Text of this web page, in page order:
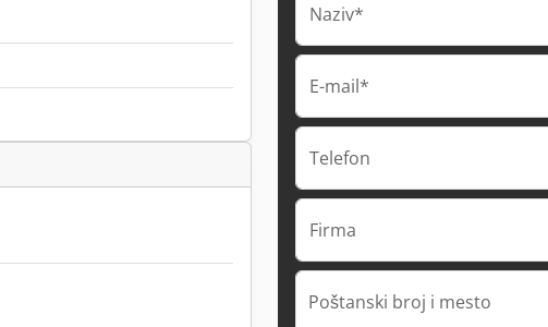
Naziv*
E-mail*
Telefon
Firma
Poštanski broj i mesto